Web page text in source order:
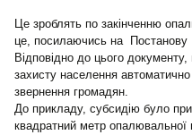
Це зроблять по закінченню
це, посилаючись на Постанову
Відповідно до цього
захисту населення
звернення громадян.
До прикладу, субсидію було
квадратний метр опалювальної